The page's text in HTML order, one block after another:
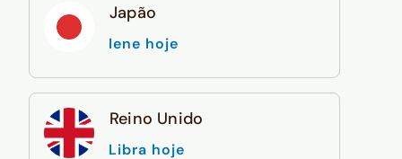
Japão
Iene hoje
Reino Unido
Libra hoje